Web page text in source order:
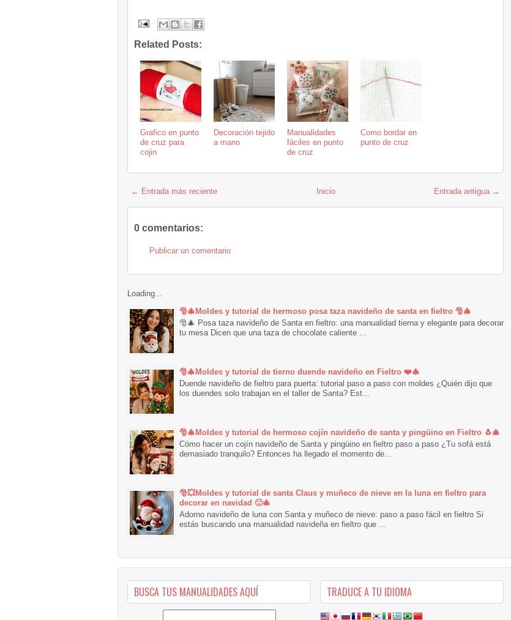
Related Posts:
Grafico en punto
de cruz para
cojin
Decoración tejido
a mano
Manualidades
fáciles en punto
de cruz
Como bordar en
punto de cruz
← Entrada más reciente Entrada antigua →
Inicio
0 comentarios:
Publicar un comentario
Loading...
🎅🎄Moldes y tutorial de hermoso posa taza navideño de santa en fieltro 🎅🎄
🎅🎄 Posa taza navideño de Santa en fieltro: una manualidad tierna y elegante para decorar
tu mesa Dicen que una taza de chocolate caliente ...
🎅🎄Moldes y tutorial de tierno duende navideño en Fieltro ❤️🎄
Duende navideño de fieltro para puerta: tutorial paso a paso con moldes ¿Quién dijo que
los duendes solo trabajan en el taller de Santa? Est...
🎅🎄Moldes y tutorial de hermoso cojín navideño de santa y pingüino en Fieltro 🐧🎄
Cómo hacer un cojín navideño de Santa y pingüino en fieltro paso a paso ¿Tu sofá está
demasiado tranquilo? Entonces ha llegado el momento de...
🎅💥Moldes y tutorial de santa Claus y muñeco de nieve en la luna en fieltro para
decorar en navidad 🙂🎄
Adorno navideño de luna con Santa y muñeco de nieve: paso a paso fácil en fieltro Si
estás buscando una manualidad navideña en fieltro que ...
BUSCA TUS MANUALIDADES AQUÍ TRADUCE A TU IDIOMA